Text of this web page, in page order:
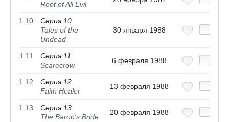
Root of All Evil
1.10
Серия 10
Tales of the
Undead
30 января 1988
1.11
Серия 11
Scarecrow
6 февраля 1988
1.12
Серия 12
Faith Healer
13 февраля 1988
1.13
Серия 13
The Baron's Bride
20 февраля 1988